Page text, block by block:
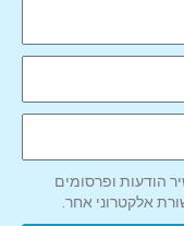
הודעות ופרסומים
אלקטרוני אחר.